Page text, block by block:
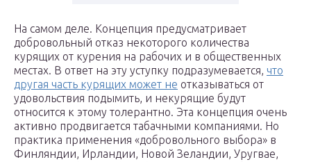
На самом деле. Концепция предусматривает
добровольный отказ некоторого количества
курящих от курения на рабочих и в общественных
местах. В ответ на эту уступку подразумевается, что
другая часть курящих может не отказываться от
удовольствия подымить, и некурящие будут
относится к этому толерантно. Эта концепция очень
активно продвигается табачными компаниями. Но
практика применения «добровольного выбора» в
Финляндии, Ирландии, Новой Зеландии, Уругвае,